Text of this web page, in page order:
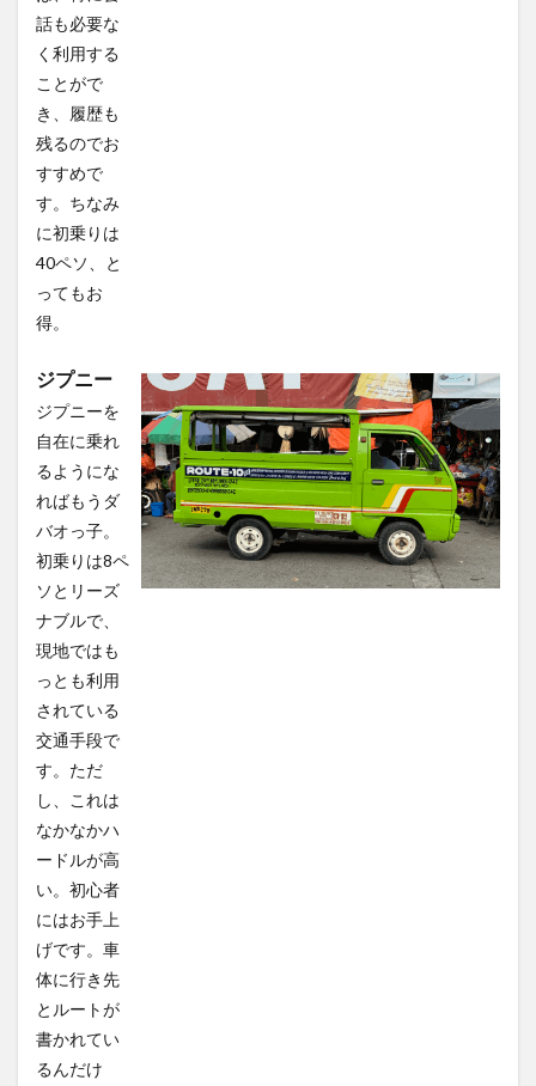
話も必要な
く利用する
ことがで
き、履歴も
残るのでお
すすめで
す。ちなみ
に初乗りは
40ペソ、と
ってもお
得。
ジプニー
ジプニーを
自在に乗れ
るようにな
ればもうダ
バオっ子。
初乗りは8ペ
ソとリーズ
ナブルで、
現地ではも
っとも利用
されている
交通手段で
す。ただ
し、これは
なかなかハ
ードルが高
い。初心者
にはお手上
げです。車
体に行き先
とルートが
書かれてい
るんだけ